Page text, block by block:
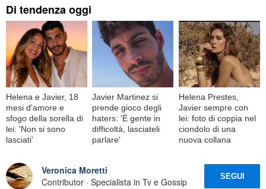
Di tendenza oggi
Helena e Javier, 18
mesi d'amore e
sfogo della sorella di
lei: 'Non si sono
lasciati'
Javier Martinez si
prende gioco degli
haters: 'È gente in
difficoltà, lasciateli
parlare'
Helena Prestes,
Javier sempre con
lei: foto di coppia nel
ciondolo di una
nuova collana
Veronica Moretti
Contributor · Specialista in Tv e Gossip
SEGUI